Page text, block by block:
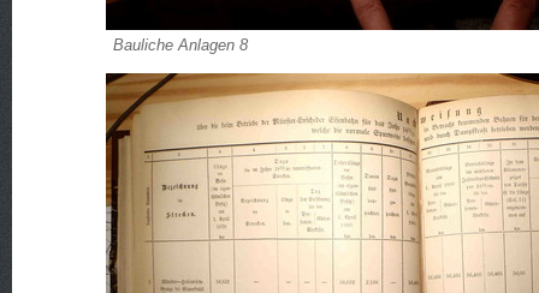
Bauliche Anlagen 8